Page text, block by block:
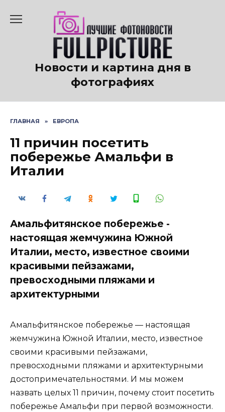
содержанию
Новости и картина дня в
фотографиях
ГЛАВНАЯ » ЕВРОПА
11 причин посетить
побережье Амальфи в
Италии
Амальфитянское побережье -
настоящая жемчужина Южной
Италии, место, известное своими
красивыми пейзажами,
превосходными пляжами и
архитектурными
Амальфитянское побережье — настоящая
жемчужина Южной Италии, место, известное
своими красивыми пейзажами,
превосходными пляжами и архитектурными
достопримечательностями. И мы можем
назвать целых 11 причин, почему стоит посетить
побережье Амальфи при первой возможности.